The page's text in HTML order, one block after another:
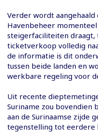
Verder wordt aangehaald
Havenbeheer
steigerfaciliteiten
ticketverkoop volledig
de informatie is dit
tussen beide landen en
werkbare regeling voor
Uit recente
Suriname zou bovendien
aan de Surinaamse zijde
tegenstelling tot eerdere